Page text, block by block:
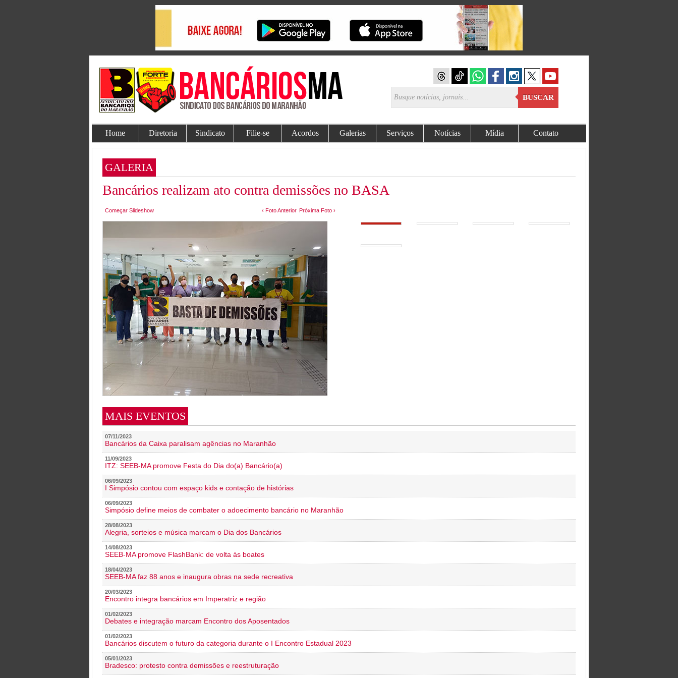
BUSCAR
Home Diretoria Sindicato Filie-se Acordos Galerias Serviços Notícias Mídia Contato
GALERIA
Bancários realizam ato contra demissões no BASA
Começar Slideshow ‹ Foto Anterior Próxima Foto ›
MAIS EVENTOS
07/11/2023
Bancários da Caixa paralisam agências no Maranhão
11/09/2023
ITZ: SEEB-MA promove Festa do Dia do(a) Bancário(a)
06/09/2023
I Simpósio contou com espaço kids e contação de histórias
06/09/2023
Simpósio define meios de combater o adoecimento bancário no Maranhão
28/08/2023
Alegria, sorteios e música marcam o Dia dos Bancários
14/08/2023
SEEB-MA promove FlashBank: de volta às boates
18/04/2023
SEEB-MA faz 88 anos e inaugura obras na sede recreativa
20/03/2023
Encontro integra bancários em Imperatriz e região
01/02/2023
Debates e integração marcam Encontro dos Aposentados
01/02/2023
Bancários discutem o futuro da categoria durante o I Encontro Estadual 2023
05/01/2023
Bradesco: protesto contra demissões e reestruturação